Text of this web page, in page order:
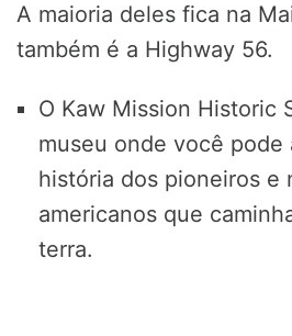
A maioria deles fica na
também é a Highway 56.
O Kaw Mission Historic
museu onde você pode
história dos pioneiros e
americanos que
terra.